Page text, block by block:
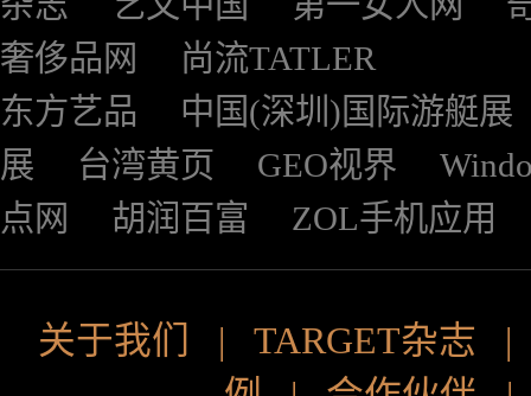
奢侈品网
尚流TATLER
东方艺品
中国(深圳)国际游艇展
展
台湾黄页 GEO视界
点网
胡润百富 ZOL手机应用
关于我们 | TARGET杂志